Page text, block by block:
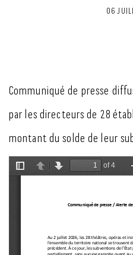
06
Communiqué de presse
par les directeurs de 28
montant du solde de leur